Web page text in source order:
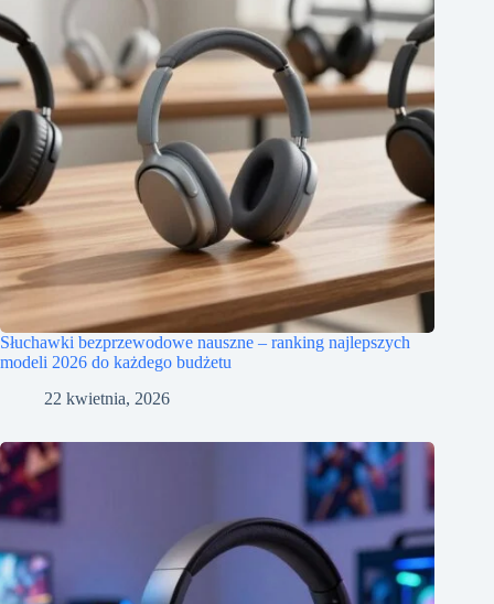
Słuchawki bezprzewodowe nauszne – ranking najlepszych
modeli 2026 do każdego budżetu
22 kwietnia, 2026